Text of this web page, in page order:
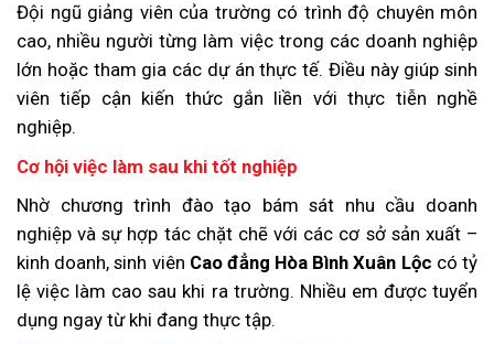
Đội ngũ giảng viên của trường có trình độ chuyên môn
cao, nhiều người từng làm việc trong các doanh nghiệp
lớn hoặc tham gia các dự án thực tế. Điều này giúp sinh
viên tiếp cận kiến thức gắn liền với thực tiễn nghề
nghiệp.
Cơ hội việc làm sau khi tốt nghiệp
Nhờ chương trình đào tạo bám sát nhu cầu doanh
nghiệp và sự hợp tác chặt chẽ với các cơ sở sản xuất –
kinh doanh, sinh viên Cao đẳng Hòa Bình Xuân Lộc có tỷ
lệ việc làm cao sau khi ra trường. Nhiều em được tuyển
dụng ngay từ khi đang thực tập.